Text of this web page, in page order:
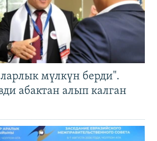
мүлкүн берди".
абактан алып калган